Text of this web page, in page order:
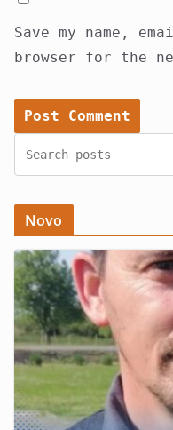
Save my name,
browser for the
Novo